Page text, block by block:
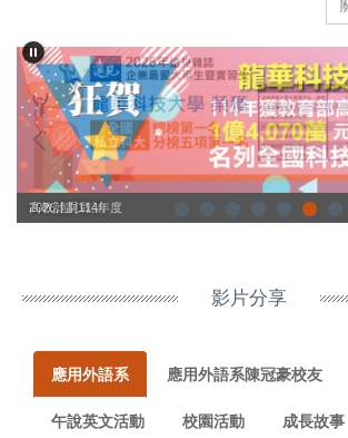
高教計劃114年度
2026遠見雜誌
影片分享
應用外語系 應用外語系陳冠豪校友
午說英文活動 校園活動 成長故事